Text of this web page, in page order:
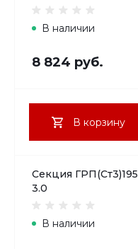
В наличии
8 824 руб.
В корзину
Секция
3.0
В наличии